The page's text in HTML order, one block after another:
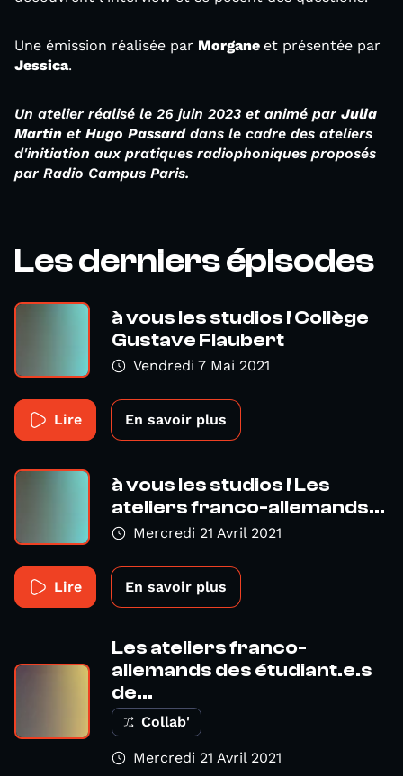
Une émission réalisée par Morgane et présentée par
Jessica.
Un atelier réalisé le 26 juin 2023 et animé par Julia
Martin et Hugo Passard dans le cadre des ateliers
d'initiation aux pratiques radiophoniques proposés
par Radio Campus Paris.
Les derniers épisodes
à vous les studios ! Collège
Gustave Flaubert
Vendredi 7 Mai 2021
Lire En savoir plus
à vous les studios ! Les
ateliers franco-allemands...
Mercredi 21 Avril 2021
Lire En savoir plus
Les ateliers franco-
allemands des étudiant.e.s
de...
Collab'
Mercredi 21 Avril 2021